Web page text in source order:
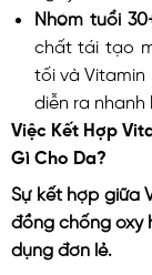
Nhóm tuổi
chất tái tạo
tối và Vitamin
diễn ra nhanh
Việc Kết Hợp
Gì Cho Da?
Sự kết hợp giữa
đồng chống oxy
dụng đơn lẻ.